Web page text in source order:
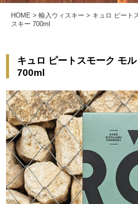
HOME >輸入ウィスキー > キュロ ピート
スキー 700ml
キュロ ピートスモーク モ
700ml